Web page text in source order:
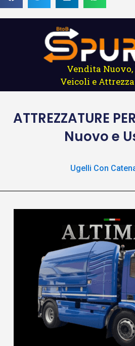
Vendita Nuovo,
Veicoli e
ATTREZZATURE
Nuovo e
Ugelli Con